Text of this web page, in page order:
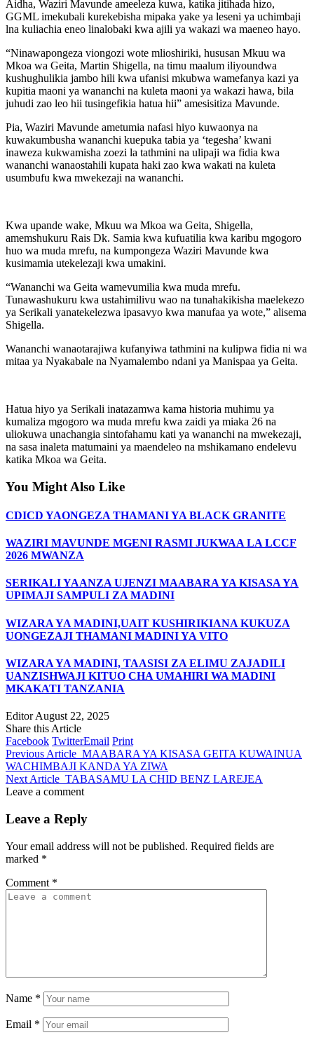
Aidha, Waziri Mavunde ameeleza kuwa, katika jitihada hizo,
GGML imekubali kurekebisha mipaka yake ya leseni ya uchimbaji
lna kuliachia eneo linalobaki kwa ajili ya wakazi wa maeneo hayo.
“Ninawapongeza viongozi wote mlioshiriki, hususan Mkuu wa
Mkoa wa Geita, Martin Shigella, na timu maalum iliyoundwa
kushughulikia jambo hili kwa ufanisi mkubwa wamefanya kazi ya
kupitia maoni ya wananchi na kuleta maoni ya wakazi hawa, bila
juhudi zao leo hii tusingefikia hatua hii” amesisitiza Mavunde.
Pia, Waziri Mavunde ametumia nafasi hiyo kuwaonya na
kuwakumbusha wananchi kuepuka tabia ya ‘tegesha’ kwani
inaweza kukwamisha zoezi la tathmini na ulipaji wa fidia kwa
wananchi wanaostahili kupata haki zao kwa wakati na kuleta
usumbufu kwa mwekezaji na wananchi.
Kwa upande wake, Mkuu wa Mkoa wa Geita, Shigella,
amemshukuru Rais Dk. Samia kwa kufuatilia kwa karibu mgogoro
huo wa muda mrefu, na kumpongeza Waziri Mavunde kwa
kusimamia utekelezaji kwa umakini.
“Wananchi wa Geita wamevumilia kwa muda mrefu.
Tunawashukuru kwa ustahimilivu wao na tunahakikisha maelekezo
ya Serikali yanatekelezwa ipasavyo kwa manufaa ya wote,” alisema
Shigella.
Wananchi wanaotarajiwa kufanyiwa tathmini na kulipwa fidia ni wa
mitaa ya Nyakabale na Nyamalembo ndani ya Manispaa ya Geita.
Hatua hiyo ya Serikali inatazamwa kama historia muhimu ya
kumaliza mgogoro wa muda mrefu kwa zaidi ya miaka 26 na
uliokuwa unachangia sintofahamu kati ya wananchi na mwekezaji,
na sasa inaleta matumaini ya maendeleo na mshikamano endelevu
katika Mkoa wa Geita.
You Might Also Like
CDICD YAONGEZA THAMANI YA BLACK GRANITE
WAZIRI MAVUNDE MGENI RASMI JUKWAA LA LCCF
2026 MWANZA
SERIKALI YAANZA UJENZI MAABARA YA KISASA YA
UPIMAJI SAMPULI ZA MADINI
WIZARA YA MADINI,UAIT KUSHIRIKIANA KUKUZA
UONGEZAJI THAMANI MADINI YA VITO
WIZARA YA MADINI, TAASISI ZA ELIMU ZAJADILI
UANZISHWAJI KITUO CHA UMAHIRI WA MADINI
MKAKATI TANZANIA
Editor August 22, 2025
Share this Article
Facebook TwitterEmail Print
Previous Article MAABARA YA KISASA GEITA KUWAINUA
WACHIMBAJI KANDA YA ZIWA
Next Article TABASAMU LA CHID BENZ LAREJEA
Leave a comment
Leave a Reply
Your email address will not be published. Required fields are
marked *
Comment *
Name *
Email *